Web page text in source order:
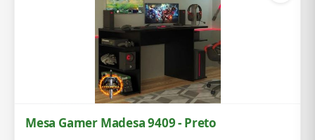
Mesa Gamer Madesa 9409 - Preto